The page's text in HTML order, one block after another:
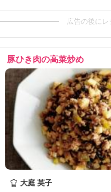
広告の後に
豚ひき肉の高菜炒め
大庭 英子